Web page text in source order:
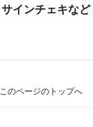
インチェキなど
このページのトップへ